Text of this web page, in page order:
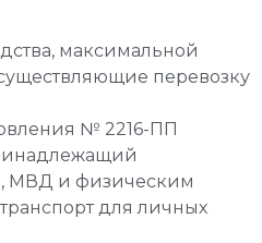
максимальной
перевозку
№ 2216-ПП
МВД и физическим
для личных